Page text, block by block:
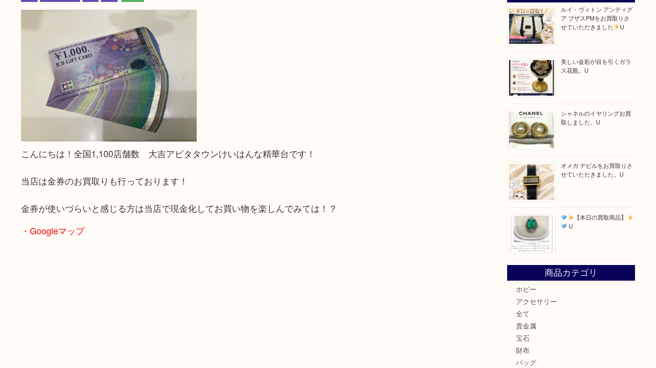
こんにちは！全国1,100店舗数 大吉アピタタウンけいはんな精華台です！
当店は金券のお買取りも行っております！
金券が使いづらいと感じる方は当店で現金化してお買い物を楽しんでみては！？
・Googleマップ
ルイ・ヴィトン アンティグ
ア ブザスPMをお買取りさ
せていただきました
U
美しい金彩が目を引くガラ
ス花瓶。U
シャネルのイヤリングお買
取しました。U
オメガ デビルをお買取りさ
せていただきました。U
【本日の買取商品】
U
商品カテゴリ
ホビー
アクセサリー
全て
貴金属
宝石
財布
バッグ